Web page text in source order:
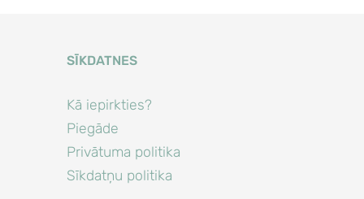
SĪKDATNES
Kā iepirkties?
Piegāde
Privātuma politika
Sīkdatņu politika